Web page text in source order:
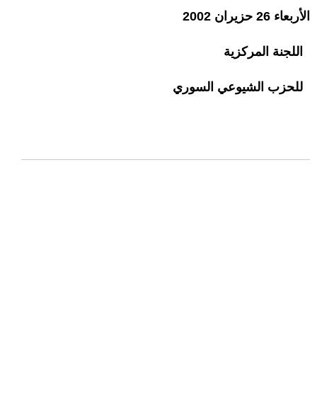
الأربعاء 26 حزيران 2002
اللجنة المركزية
للحزب الشيوعي السوري